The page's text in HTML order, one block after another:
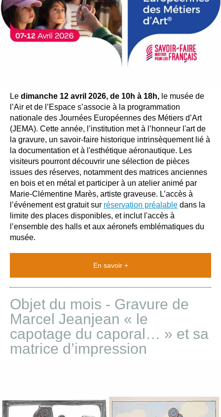
Le dimanche 12 avril 2026, de 10h à 18h, le musée de
l’Air et de l’Espace s’associe à la programmation
nationale des Journées Européennes des Métiers d’Art
(JEMA). Cette année, l’institution met à l’honneur l'art de
la gravure, un savoir-faire historique intrinsèquement lié à
la documentation et à l'esthétique aéronautique. Les
visiteurs pourront découvrir une sélection de pièces
issues des réserves, notamment des matrices anciennes
en bois et en métal et participer à un atelier animé par
Marie-Clémentine Marès, artiste graveuse. L’accès à
l’événement est gratuit sur réservation préalable dans la
limite des places disponibles, et inclut l'accès à
l’ensemble des halls et aux aéronefs emblématiques du
musée.
En savoir +
Objet du mois - Gravure de
Marcel Jeanjean « le
capotage du caporal… » et sa
matrice d’impression